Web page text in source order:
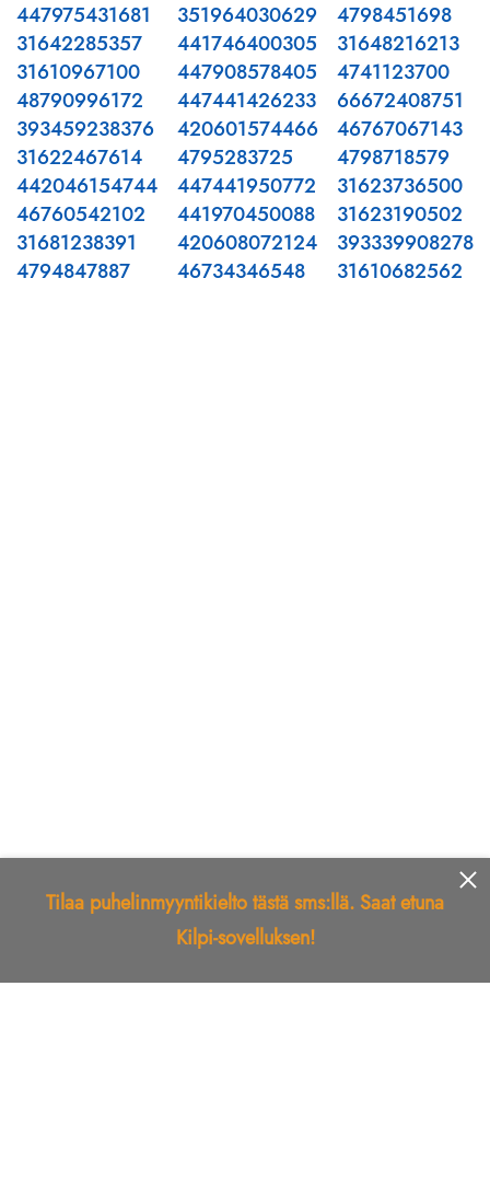
447975431681
31642285357
31610967100
48790996172
393459238376
31622467614
442046154744
46760542102
31681238391
4794847887
351964030629
441746400305
447908578405
447441426233
420601574466
4795283725
447441950772
441970450088
420608072124
46734346548
4798451698
31648216213
4741123700
66672408751
46767067143
4798718579
31623736500
31623190502
393339908278
31610682562
Tilaa puhelinmyyntikielto tästä sms:llä. Saat etuna
Kilpi-sovelluksen!